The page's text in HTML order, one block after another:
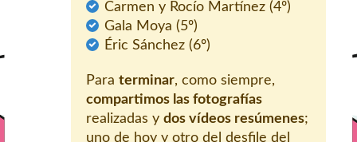
Carmen y Rocío Martínez (4º)
Gala Moya (5º)
Éric Sánchez (6º)
Para terminar, como siempre,
compartimos las fotografías
realizadas y dos vídeos resúmenes;
uno de hoy y otro del desfile del